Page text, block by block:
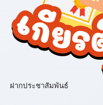
ฝากประชาสัมพันธ์